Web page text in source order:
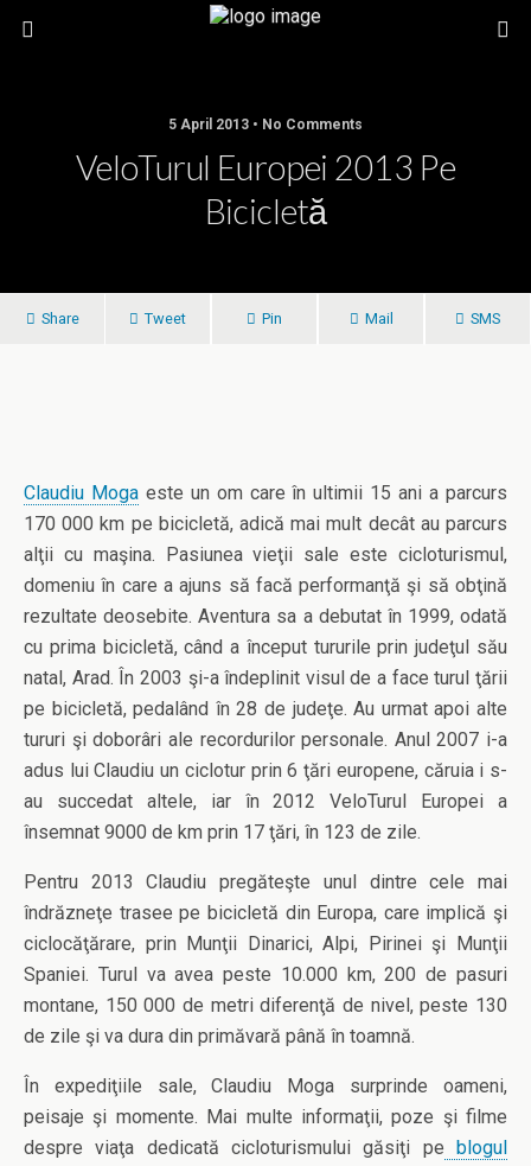
5 April 2013 • No Comments
VeloTurul Europei 2013 Pe
Bicicletă
Share Tweet Pin Mail SMS
Claudiu Mogaeste un om care în ultimii 15 ani a parcurs
170 000 km pe bicicletă, adică mai mult decât au parcurs
alţii cu maşina. Pasiunea vieţii sale este cicloturismul,
domeniu în care a ajuns să facă performanţă şi să obţină
rezultate deosebite. Aventura sa a debutat în 1999, odată
cu prima bicicletă, când a început tururile prin judeţul său
natal, Arad. În 2003 şi-a îndeplinit visul de a face turul ţării
pe bicicletă, pedalând în 28 de judeţe. Au urmat apoi alte
tururi şi doborâri ale recordurilor personale. Anul 2007 i-a
adus lui Claudiu un ciclotur prin 6 ţări europene, căruia i s-
au succedat altele, iar în 2012 VeloTurul Europei a
însemnat 9000 de km prin 17 ţări, în 123 de zile.
Pentru 2013 Claudiu pregăteşte unul dintre cele mai
îndrăzneţe trasee pe bicicletă din Europa, care implică şi
ciclocăţărare, prin Munţii Dinarici, Alpi, Pirinei şi Munţii
Spaniei. Turul va avea peste 10.000 km, 200 de pasuri
montane, 150 000 de metri diferenţă de nivel, peste 130
de zile şi va dura din primăvară până în toamnă.
În expediţiile sale, Claudiu Moga surprinde oameni,
peisaje şi momente. Mai multe informaţii, poze şi filme
despre viaţa dedicată cicloturismului găsiţi pe blogul